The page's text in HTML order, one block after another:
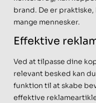
brand. De er
mange mennesker.
Effektive
Ved at tilpasse dine
relevant besked kan
funktion til at skabe
effektive